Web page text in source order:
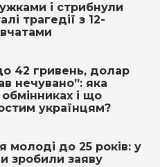
і стрибнули
трагедії з 12-
42 гривень, долар
нечувано”: яка
обмінниках і що
українцям?
молоді до 25 років: у
зробили заяву